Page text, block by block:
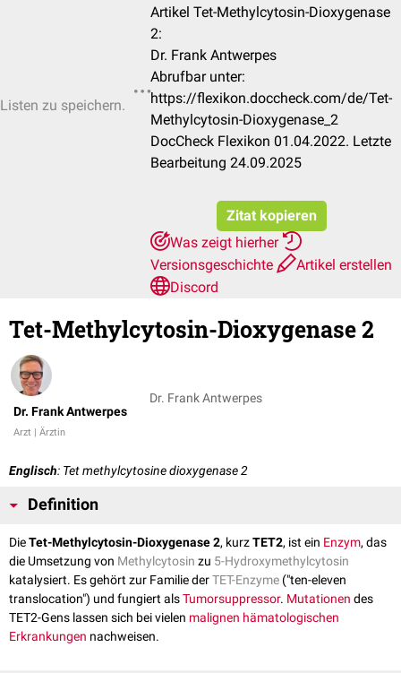
zu speichern.
Artikel Tet-Methylcytosin-Dioxygenase
2:
Dr. Frank Antwerpes
Abrufbar unter:
https://flexikon.doccheck.com/de/Tet-
Methylcytosin-Dioxygenase_2
DocCheck Flexikon 01.04.2022. Letzte
Bearbeitung 24.09.2025
Zitat kopieren
Was zeigt hierher
Versionsgeschichte
Artikel erstellen
Discord
Tet-Methylcytosin-Dioxygenase 2
Dr. Frank Antwerpes
Arzt | Ärztin
Dr. Frank Antwerpes
Englisch: Tet methylcytosine dioxygenase 2
Definition
DieTet-Methylcytosin-Dioxygenase 2, kurzTET2, ist ein Enzym, das
die Umsetzung von Methylcytosin zu 5-Hydroxymethylcytosin
katalysiert. Es gehört zur Familie derTET-Enzyme ("ten-eleven
translocation") und fungiert alsTumorsuppressor. Mutationen des
TET2-Gens lassen sich bei vielen malignen hämatologischen
Erkrankungen nachweisen.